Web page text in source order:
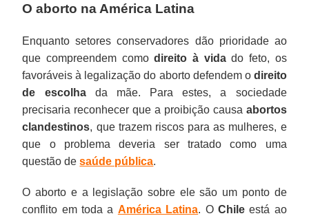
O aborto na América Latina
Enquanto setores conservadores dão prioridade ao
que compreendem comodireito à vidado feto, os
favoráveis à legalização do aborto defendem o direito
de escolhada mãe. Para estes, a sociedade
precisaria reconhecer que a proibição causa abortos
clandestinos, que trazem riscos para as mulheres, e
que o problema deveria ser tratado como uma
questão desaúde pública.
O aborto e a legislação sobre ele são um ponto de
conflito em toda a América Latina. O Chileestá ao